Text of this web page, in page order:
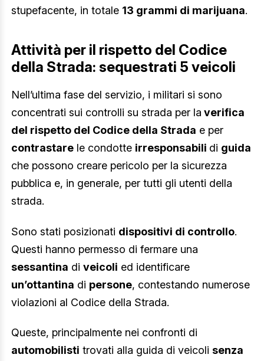
stupefacente, in totale 13 grammi di marijuana.
Attività per il rispetto del Codice
della Strada: sequestrati 5 veicoli
Nell’ultima fase del servizio, i militari si sono
concentrati sui controlli su strada per la verifica
del rispetto del Codice della Strada e per
contrastare le condotte irresponsabili di guida
che possono creare pericolo per la sicurezza
pubblica e, in generale, per tutti gli utenti della
strada.
Sono stati posizionati dispositivi di controllo.
Questi hanno permesso di fermare una
sessantina di veicoli ed identificare
un’ottantina di persone, contestando numerose
violazioni al Codice della Strada.
Queste, principalmente nei confronti di
automobilisti trovati alla guida di veicoli senza